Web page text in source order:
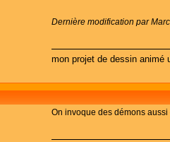
Dernière modification par
mon projet de dessin animé
On invoque des démons